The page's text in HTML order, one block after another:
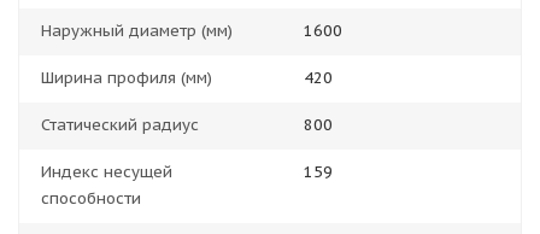
Наружный диаметр (мм) 1600
Ширина профиля (мм) 420
Статический радиус 800
Индекс несущей
способности
159